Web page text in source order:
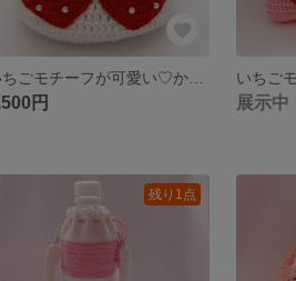
円 展示中
残り1点